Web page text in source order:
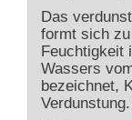
Das
formt sich
Feuchtigkeit
Wassers
bezeichnet,
Verdunstung.